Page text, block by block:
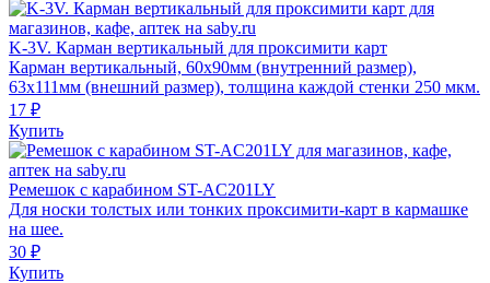
K-3V. Карман вертикальный для проксимити карт
Карман вертикальный, 60x90мм (внутренний размер),
63х111мм (внешний размер), толщина каждой стенки 250 мкм.
17 ₽
Купить
Ремешок с карабином ST-AC201LY
Для носки толстых или тонких проксимити-карт в кармашке
на шее.
30 ₽
Купить